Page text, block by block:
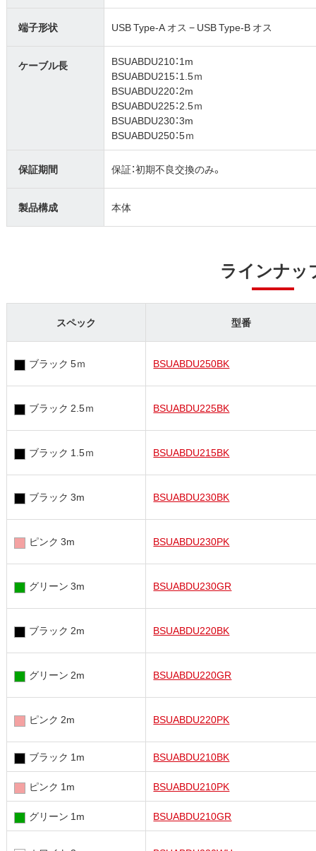
端子形状 USB Type-A オス − USB Type-B オス
ケーブル長
BSUABDU210：1m
BSUABDU215：1.5ｍ
BSUABDU220：2m
BSUABDU225：2.5ｍ
BSUABDU230：3m
BSUABDU250：5ｍ
保証期間 保証：初期不良交換のみ。
製品構成 本体
ラインナッ
スペック 型番
ブラック 5ｍ BSUABDU250BK
ブラック 2.5ｍ BSUABDU225BK
ブラック 1.5ｍ BSUABDU215BK
ブラック 3m BSUABDU230BK
ピンク 3m BSUABDU230PK
グリーン 3m BSUABDU230GR
ブラック 2m BSUABDU220BK
グリーン 2m BSUABDU220GR
ピンク 2m BSUABDU220PK
ブラック 1m BSUABDU210BK
ピンク 1m BSUABDU210PK
グリーン 1m BSUABDU210GR